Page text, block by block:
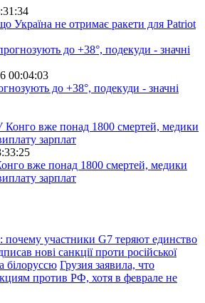
Україна не отримає ракети для Patriot
00:04:03
до +38°, подекуди - значні
вже понад 1800 смертей, медики
зарплат
почему участники G7 теряют единство
нові санкції проти російської
білоруссю Грузия заявила, что
против РФ, хотя в феврале не